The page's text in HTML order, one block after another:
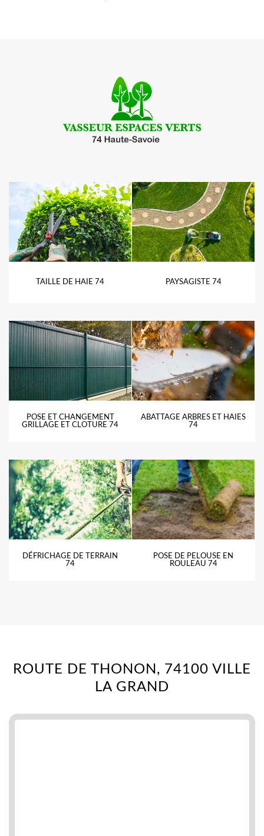
TAILLE DE HAIE 74 PAYSAGISTE 74
POSE ET CHANGEMENT
GRILLAGE ET CLOTURE 74
ABATTAGE ARBRES ET HAIES
74
DÉFRICHAGE DE TERRAIN
74
POSE DE PELOUSE EN
ROULEAU 74
ROUTE DE THONON, 74100 VILLE
LA GRAND